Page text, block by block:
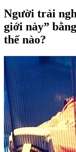
Người trải
giới này”
thế nào?